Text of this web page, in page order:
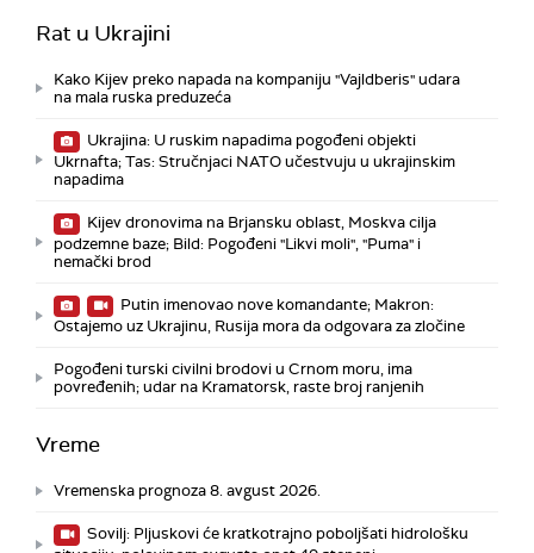
Rat u Ukrajini
Kako Kijev preko napada na kompaniju "Vajldberis" udara
na mala ruska preduzeća
Ukrajina: U ruskim napadima pogođeni objekti
Ukrnafta; Tas: Stručnjaci NATO učestvuju u ukrajinskim
napadima
Kijev dronovima na Brjansku oblast, Moskva cilja
podzemne baze; Bild: Pogođeni "Likvi moli", "Puma" i
nemački brod
Putin imenovao nove komandante; Makron:
Ostajemo uz Ukrajinu, Rusija mora da odgovara za zločine
Pogođeni turski civilni brodovi u Crnom moru, ima
povređenih; udar na Kramatorsk, raste broj ranjenih
Vreme
Vremenska prognoza 8. avgust 2026.
Sovilj: Pljuskovi će kratkotrajno poboljšati hidrološku